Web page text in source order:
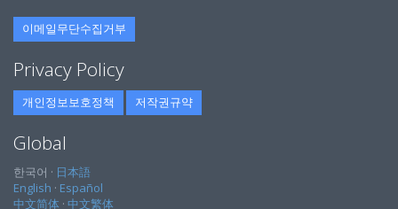
이메일무단수집거부
Privacy Policy
개인정보보호정책 저작권규약
Global
한국어 · 日本語
English · Español
中文简体 · 中文繁体